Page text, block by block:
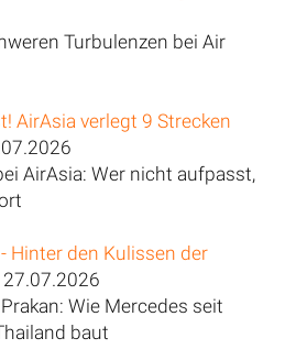
Turbulenzen bei Air
AirAsia verlegt 9 Strecken
AirAsia: Wer nicht aufpasst,
Hinter den Kulissen der
27.07.2026
Wie Mercedes seit
baut